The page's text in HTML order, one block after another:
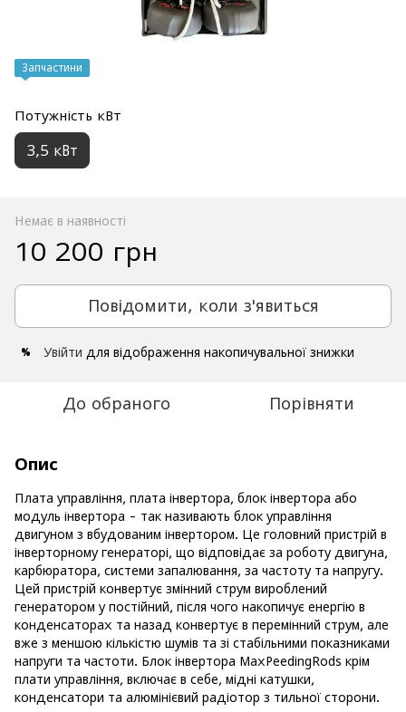
Запчастини
Потужність кВт
3,5 кВт
Немає в наявності
10 200 грн
Повідомити, коли з'явиться
% Увійти для відображення накопичувальної знижки
До обраного Порівняти
Опис
Плата управління, плата інвертора, блок інвертора або
модуль інвертора - так називають блок управління
двигуном з вбудованим інвертором. Це головний пристрій в
інверторному генераторі, що відповідає за роботу двигуна,
карбюратора, системи запалювання, за частоту та напругу.
Цей пристрій конвертує змінний струм вироблений
генератором у постійний, після чого накопичує енергію в
конденсаторах та назад конвертує в перемінний струм, але
вже з меншою кількістю шумів та зі стабільними показниками
напруги та частоти. Блок інвертора MaxPeedingRods крім
плати управління, включає в себе, мідні катушки,
конденсатори та алюмінієвий радіотор з тильної сторони.